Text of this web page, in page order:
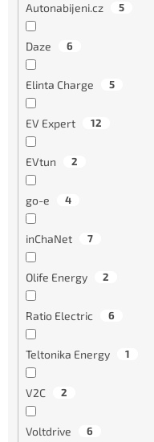
Autonabijeni.cz 5
Daze 6
Elinta Charge 5
EV Expert 12
EVtun 2
go-e 4
inChaNet 7
Olife Energy 2
Ratio Electric 6
Teltonika Energy 1
V2C 2
Voltdrive 6